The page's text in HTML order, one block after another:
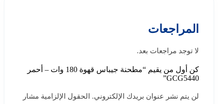
المراجعات
لا توجد مراجعات بعد.
كن أول من يقيم “مطحنة جيباس قهوة 180 وات – أحمر
GCG5440”
لن يتم نشر عنوان بريدك الإلكتروني.
الحقول الإلزامية مشار